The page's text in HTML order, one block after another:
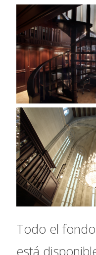
Todo el
está